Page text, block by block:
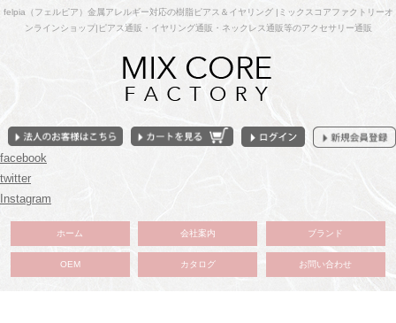
felpia（フェルピア）金属アレルギー対応の樹脂ピアス＆イヤリング |ミックスコアファクトリーオ
ンラインショップ|ピアス通販・イヤリング通販・ネックレス通販等のアクセサリー通販
facebook
twitter
Instagram
ホーム 会社案内 ブランド
OEM カタログ お問い合わせ